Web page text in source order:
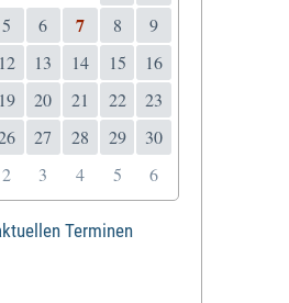
5 6 7 8
9
12 13 14 15
16
19 20 21 22
23
27 28 29
30
2 3 4 5 6
Terminen